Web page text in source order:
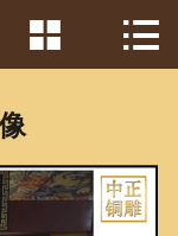
首页
品中心
 